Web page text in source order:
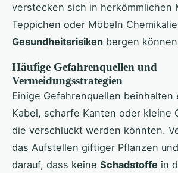
verstecken sich in herkömmlichen
Teppichen oder Möbeln
Gesundheitsrisiken bergen
Häufige Gefahrenquellen und
Vermeidungsstrategien
Einige Gefahrenquellen beinhalten
Kabel, scharfe Kanten oder kleine
die verschluckt werden könnten.
das Aufstellen giftiger Pflanzen
darauf, dass keine Schadstoffe in